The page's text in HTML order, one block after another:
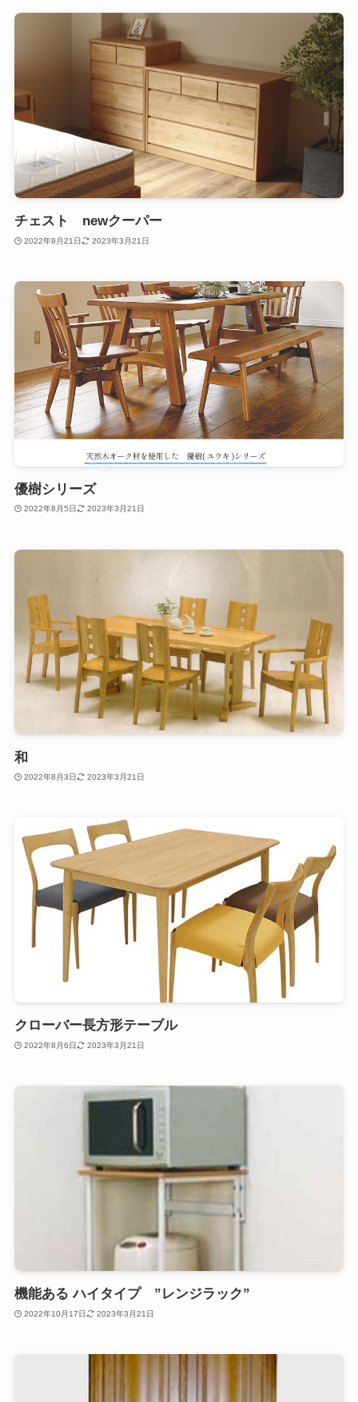
チェスト newクーパー
2022年9月21日 2023年3月21日
優樹シリーズ
2022年8月5日 2023年3月21日
和
2022年8月3日 2023年3月21日
クローバー長方形テーブル
2022年8月6日 2023年3月21日
機能ある ハイタイプ ”レンジラック”
2022年10月17日 2023年3月21日